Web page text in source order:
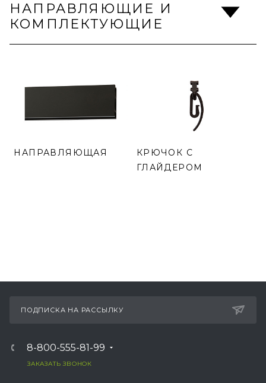
НАПРАВЛЯЮЩИЕ И
КОМПЛЕКТУЮЩИЕ
НАПРАВЛЯЮЩАЯ
КРЮЧОК С
ГЛАЙДЕРОМ
ПОДПИСКА НА РАССЫЛКУ
8-800-555-81-99
ЗАКАЗАТЬ ЗВОНОК